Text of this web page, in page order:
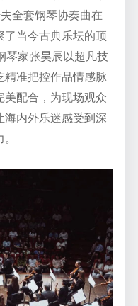
全套钢琴协奏曲在
了当今古典乐坛的顶
琴家张昊辰以超凡技
精准把控作品情感脉
美配合，为现场观众
海内外乐迷感受到深